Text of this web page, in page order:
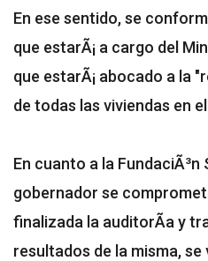
En ese sentido, se
que estarÃ¡ a cargo del
que estarÃ¡ abocado a la
de todas las viviendas en
En cuanto a la FundaciÃ³n
gobernador se
finalizada la auditorÃ­a y
resultados de la misma, se